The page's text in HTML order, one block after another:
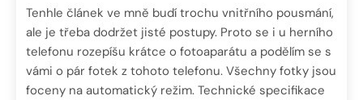
Tenhle článek ve mně budí trochu vnitřního pousmání,
ale je třeba dodržet jisté postupy. Proto se i u herního
telefonu rozepíšu krátce o fotoaparátu a podělím se s
vámi o pár fotek z tohoto telefonu. Všechny fotky jsou
foceny na automatický režim. Technické specifikace